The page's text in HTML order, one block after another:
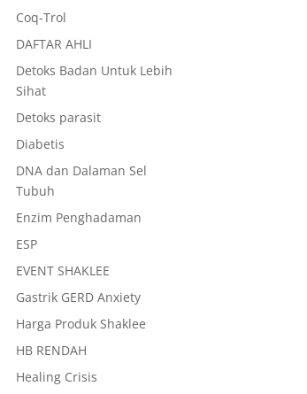
Coq-Trol
DAFTAR AHLI
Detoks Badan Untuk Lebih
Sihat
Detoks parasit
Diabetis
DNA dan Dalaman Sel
Tubuh
Enzim Penghadaman
ESP
EVENT SHAKLEE
Gastrik GERD Anxiety
Harga Produk Shaklee
HB RENDAH
Healing Crisis